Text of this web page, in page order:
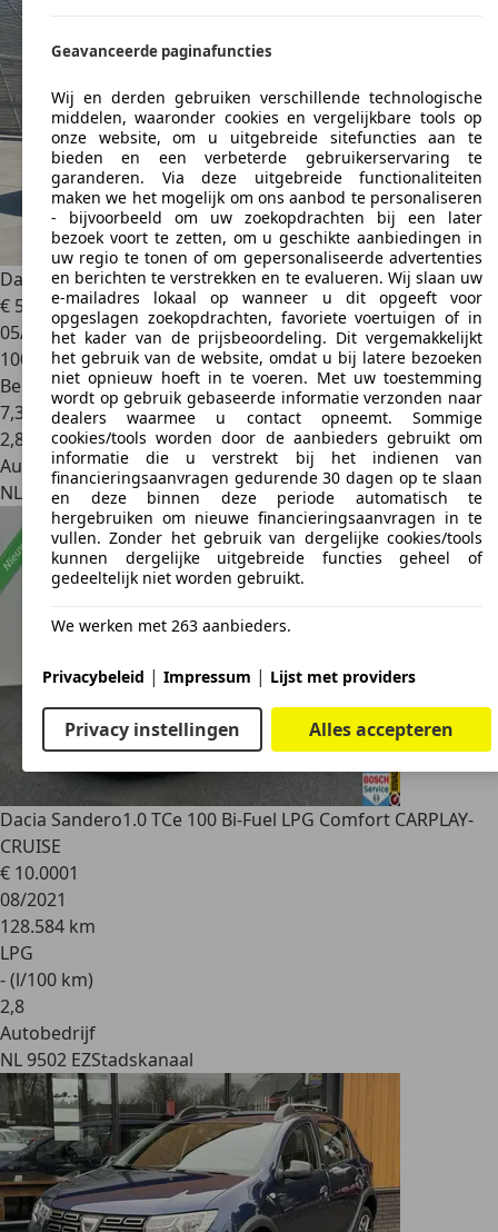
Dacia Sandero1.6 STEPWAY AIRCO/LM VELGEN !!
€ 5.450
05/2011
100.490 km
Benzine
7,3 l/100 km (gem.)
2,8
Autobedrijf
NL 3446 CL Woerden
Dacia Sandero1.0 TCe 100 Bi-Fuel LPG Comfort CARPLAY-
CRUISE
€ 10.0001
08/2021
128.584 km
LPG
- (l/100 km)
2,8
Autobedrijf
NL 9502 EZStadskanaal
Geavanceerde paginafuncties
Wij en derden gebruiken verschillende technologische
middelen, waaronder cookies en vergelijkbare tools op
onze website, om u uitgebreide sitefuncties aan te
bieden en een verbeterde gebruikerservaring te
garanderen. Via deze uitgebreide functionaliteiten
maken we het mogelijk om ons aanbod te personaliseren
- bijvoorbeeld om uw zoekopdrachten bij een later
bezoek voort te zetten, om u geschikte aanbiedingen in
uw regio te tonen of om gepersonaliseerde advertenties
en berichten te verstrekken en te evalueren. Wij slaan uw
e-mailadres lokaal op wanneer u dit opgeeft voor
opgeslagen zoekopdrachten, favoriete voertuigen of in
het kader van de prijsbeoordeling. Dit vergemakkelijkt
het gebruik van de website, omdat u bij latere bezoeken
niet opnieuw hoeft in te voeren. Met uw toestemming
wordt op gebruik gebaseerde informatie verzonden naar
dealers waarmee u contact opneemt. Sommige
cookies/tools worden door de aanbieders gebruikt om
informatie die u verstrekt bij het indienen van
financieringsaanvragen gedurende 30 dagen op te slaan
en deze binnen deze periode automatisch te
hergebruiken om nieuwe financieringsaanvragen in te
vullen. Zonder het gebruik van dergelijke cookies/tools
kunnen dergelijke uitgebreide functies geheel of
gedeeltelijk niet worden gebruikt.
We werken met 263 aanbieders.
Privacybeleid | Impressum | Lijst met providers
Privacy instellingen Alles accepteren